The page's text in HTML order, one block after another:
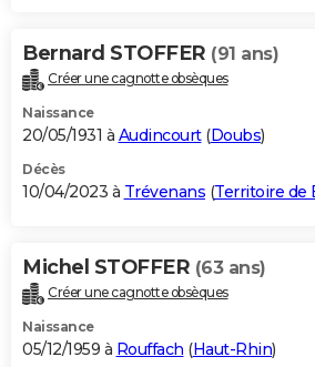
Carte de Noël
Carte Bonne année
Carte Saint-Valentin
Carte Pâques
Carte d'anniversaire
DICTIONNAIRE
Dictionnaire
Biographies
Citations
Expressions
Proverbes
PROGRAMME TV
S'inscrire
Se connecter
Lycées
Collèges
Primaires
Universités
Entreprises
Service militaire
Avis de recherche
AVIS DE DÉCÈS
Bricolage
Lifestyle
Culture
Sport
Auto
Television
Voyage
Cinema
Bernard STOFFER (91 ans)
Créer une cagnotte obsèques
Naissance
20/05/1931 à Audincourt(Doubs)
Décès
10/04/2023 à Trévenans (Territoire de
Michel STOFFER (63 ans)
Créer une cagnotte obsèques
Naissance
05/12/1959 à Rouffach (Haut-Rhin)